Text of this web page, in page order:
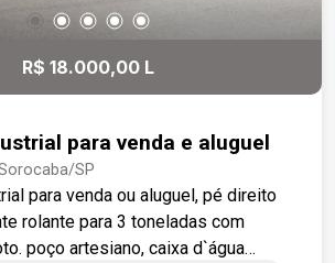
R$ 18.000,00 L
para venda e aluguel
SP
para venda ou aluguel, pé direito
rolante para 3 toneladas com
poço artesiano, caixa d`água